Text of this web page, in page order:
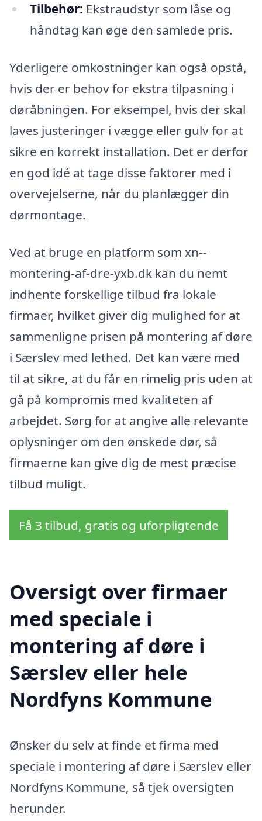
Tilbehør: Ekstraudstyr som låse og
håndtag kan øge den samlede pris.
Yderligere omkostninger kan også opstå,
hvis der er behov for ekstra tilpasning i
døråbningen. For eksempel, hvis der skal
laves justeringer i vægge eller gulv for at
sikre en korrekt installation. Det er derfor
en god idé at tage disse faktorer med i
overvejelserne, når du planlægger din
dørmontage.
Ved at bruge en platform som xn--
montering-af-dre-yxb.dk kan du nemt
indhente forskellige tilbud fra lokale
firmaer, hvilket giver dig mulighed for at
sammenligne prisen på montering af døre
i Særslev med lethed. Det kan være med
til at sikre, at du får en rimelig pris uden at
gå på kompromis med kvaliteten af
arbejdet. Sørg for at angive alle relevante
oplysninger om den ønskede dør, så
firmaerne kan give dig de mest præcise
tilbud muligt.
Få 3 tilbud, gratis og uforpligtende
Oversigt over firmaer
med speciale i
montering af døre i
Særslev eller hele
Nordfyns Kommune
Ønsker du selv at finde et firma med
speciale i montering af døre i Særslev eller
Nordfyns Kommune, så tjek oversigten
herunder.